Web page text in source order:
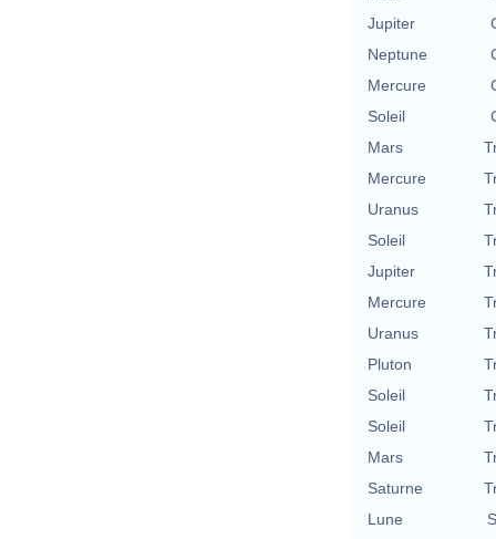
Jupiter
Neptune
Mercure
Soleil
Mars
Mercure
Uranus
Soleil
Jupiter
Mercure
Uranus
Pluton
Soleil
Soleil
Mars
Saturne
Lune